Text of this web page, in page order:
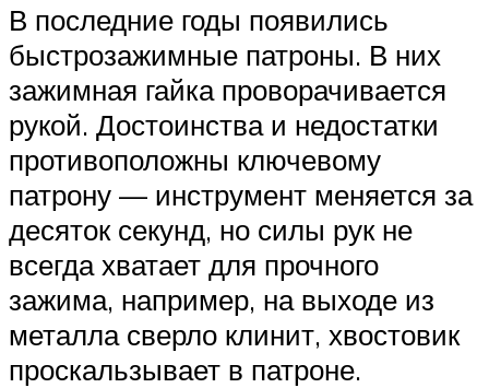
В последние годы появились
быстрозажимные патроны. В них
зажимная гайка проворачивается
рукой. Достоинства и недостатки
противоположны ключевому
патрону — инструмент меняется за
десяток секунд, но силы рук не
всегда хватает для прочного
зажима, например, на выходе из
металла сверло клинит, хвостовик
проскальзывает в патроне.